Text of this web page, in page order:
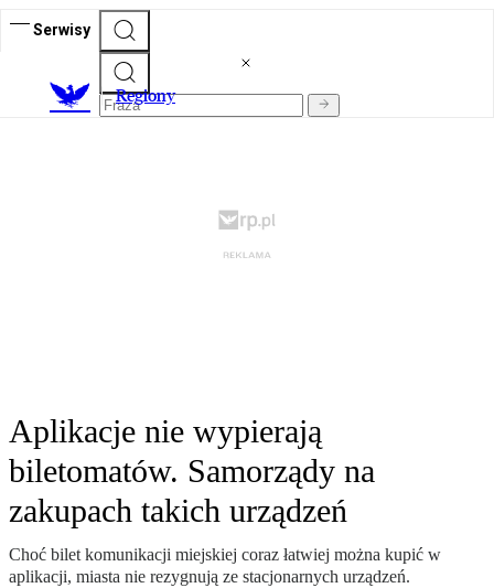
Serwisy
Regiony
Aplikacje nie wypierają
biletomatów. Samorządy na
zakupach takich urządzeń
Choć bilet komunikacji miejskiej coraz łatwiej można kupić w
aplikacji, miasta nie rezygnują ze stacjonarnych urządzeń.